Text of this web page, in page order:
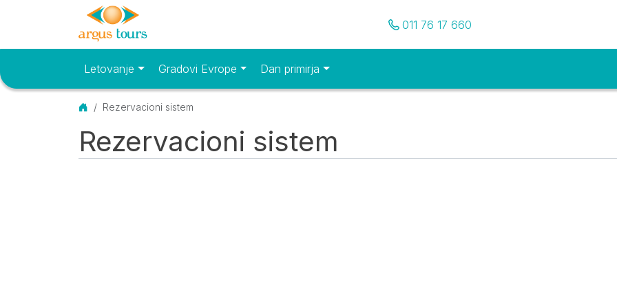
Pozovite nas
011 76 17 660
Osnovni meniLetovanje Gradovi Evrope Dan primirja
Početna
Rezervacioni sistem
Rezervacioni sistem